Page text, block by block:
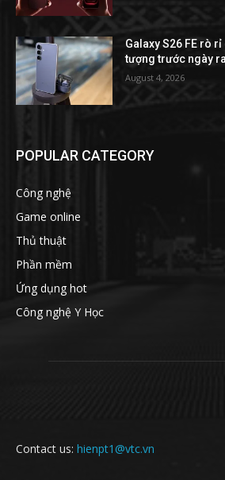
Galaxy S26 FE rò
tượng trước ngày
August 4, 2026
POPULAR CATEGORY
Công nghệ
Game online
Thủ thuật
Phần mềm
Ứng dụng hot
Công nghệ Y Học
Contact us: hienpt1@vtc.vn